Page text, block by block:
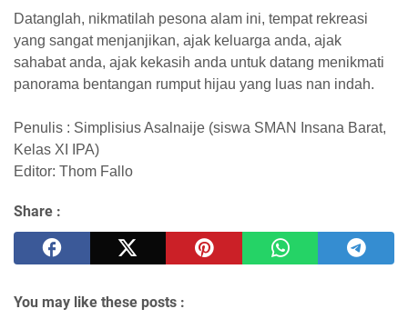
Datanglah, nikmatilah pesona alam ini, tempat rekreasi
yang sangat menjanjikan, ajak keluarga anda, ajak
sahabat anda, ajak kekasih anda untuk datang menikmati
panorama bentangan rumput hijau yang luas nan indah.
Penulis : Simplisius Asalnaije (siswa SMAN Insana Barat,
Kelas XI IPA)
Editor: Thom Fallo
Share :
You may like these posts :